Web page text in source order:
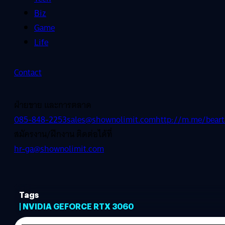
Biz
Game
Life
Contact
ฝ่ายขาย และการตลาด
085-848-2253sales@shownolimit.comhttp://m.me/
สมัครงาน/ฝึกงาน ติดต่อได้ที่
hr-ga@shownolimit.com
Tags
| NVIDIA GEFORCE RTX 3060